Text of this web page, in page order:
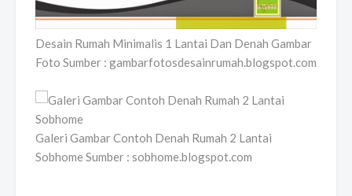
Desain Rumah Minimalis 1 Lantai Dan Denah Gambar
Foto Sumber : gambarfotosdesainrumah.blogspot.com
Galeri Gambar Contoh Denah Rumah 2 Lantai
Sobhome Sumber : sobhome.blogspot.com